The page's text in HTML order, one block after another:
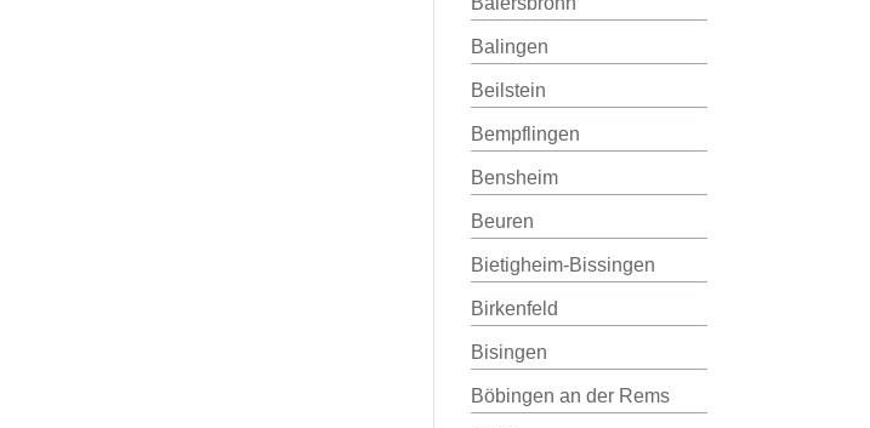
Balingen
Beilstein
Bempflingen
Bensheim
Beuren
Bietigheim-Bissingen
Birkenfeld
Bisingen
Böbingen an der Rems